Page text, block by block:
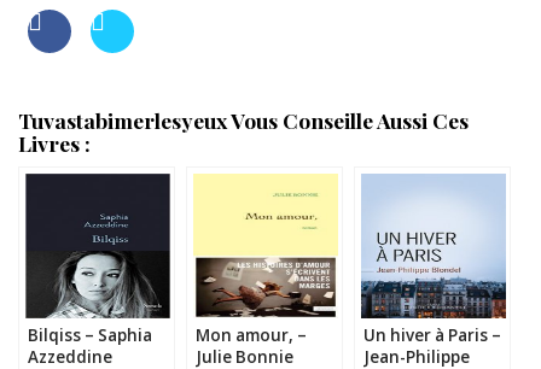
Tuvastabimerlesyeux Vous Conseille Aussi Ces
Livres :
Bilqiss – Saphia
Azzeddine
Mon amour, –
Julie Bonnie
Un hiver à Paris –
Jean-Philippe